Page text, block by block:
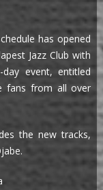
has opened
Jazz Club with
event, entitled
fans from all over
the new tracks,